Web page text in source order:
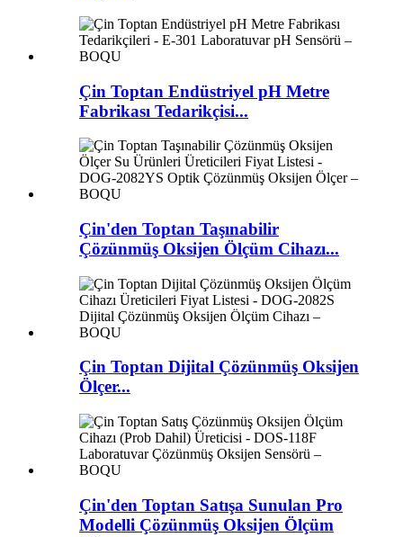
Çin Toptan Endüstriyel pH Metre
Fabrikası Tedarikçisi...
Çin'den Toptan Taşınabilir
Çözünmüş Oksijen Ölçüm Cihazı...
Çin Toptan Dijital Çözünmüş Oksijen
Ölçer...
Çin'den Toptan Satışa Sunulan Pro
Modelli Çözünmüş Oksijen Ölçüm